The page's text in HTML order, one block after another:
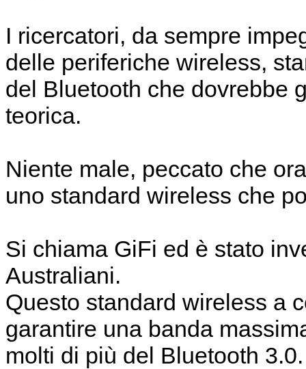
I ricercatori, da sempre
delle periferiche wireless,
del Bluetooth che dovrebbe
teorica.
Niente male, peccato che
uno standard wireless che
Si chiama GiFi ed è stato
Australiani.
Questo standard wireless a
garantire una banda
molti di più del Bluetooth 3.0.